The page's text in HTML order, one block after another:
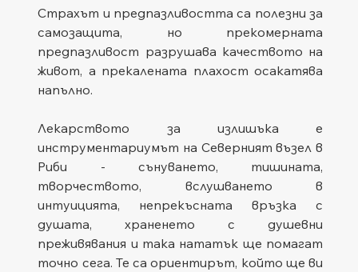
Страхът и предпазливостта са полезни за
самозащита, но прекомерната
предпазливост разрушава качеството на
живот, а прекалената плахост осакатява
напълно.
Лекарството за излишъка е
инструментариумът на Северният възел в
Риби - сънуването, тишината,
творчеството, вслушването в
интуицията, непрекъсната връзка с
душата, храненето с душевни
преживявания и така нататък ще помагат
точно сега. Те са ориентирът, който ще ви